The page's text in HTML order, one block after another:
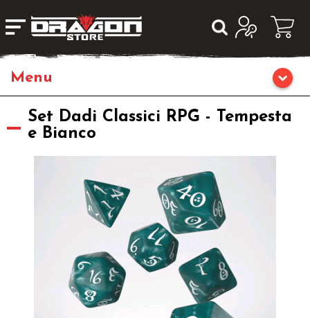
Giochi da Tavolo
Fumetti & Romanzi
Giochi di Carte Collezionabili
Set Dadi Classici RPG - Tempesta
e Bianco